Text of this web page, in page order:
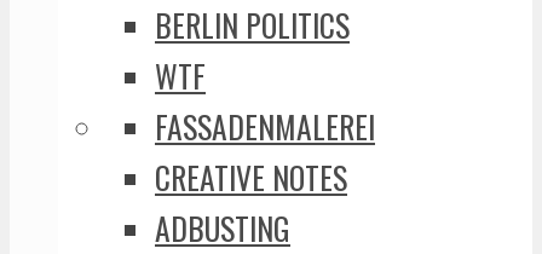
BERLIN POLITICS
WTF
FASSADENMALEREI
CREATIVE NOTES
ADBUSTING